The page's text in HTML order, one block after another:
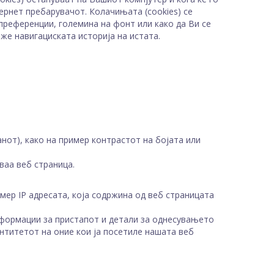
пребарувачот. Колачињата (cookies) се
големина на фонт или како да Ви се
навигациската историја на истата.
како на пример контрастот на бојата или
веб страница.
IP адресата, која содржина од веб страницата
за пристапот и детали за однесувањето
на оние кои ја посетиле нашата веб